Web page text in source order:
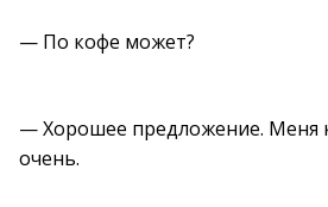
— По кофе может?
— Хорошее предложение. Меня
очень.